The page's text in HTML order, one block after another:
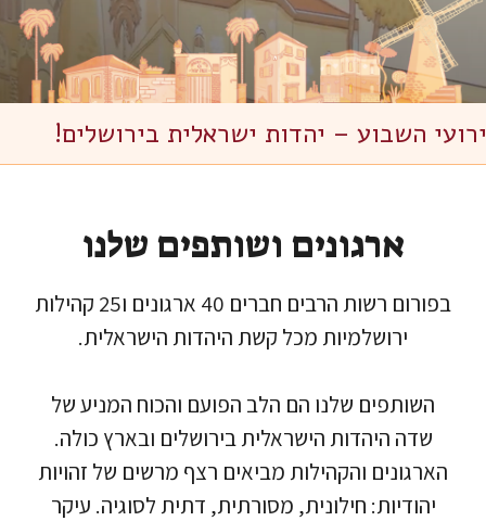
השבוע – יהדות ישראלית בירושלים!
ארגונים ושותפים שלנו
בפורום רשות הרבים חברים 40 ארגונים ו25 קהילות
ירושלמיות מכל קשת היהדות הישראלית.
השותפים שלנו הם הלב הפועם והכוח המניע של
שדה היהדות הישראלית בירושלים ובארץ כולה.
הארגונים והקהילות מביאים רצף מרשים של זהויות
יהודיות: חילונית, מסורתית, דתית לסוגיה. עיקר